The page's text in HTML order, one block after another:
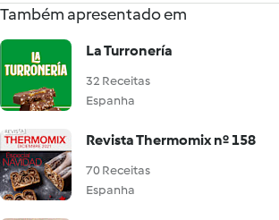
Também apresentado em
La Turronería
32 Receitas
Espanha
Revista Thermomix nº 158
70 Receitas
Espanha